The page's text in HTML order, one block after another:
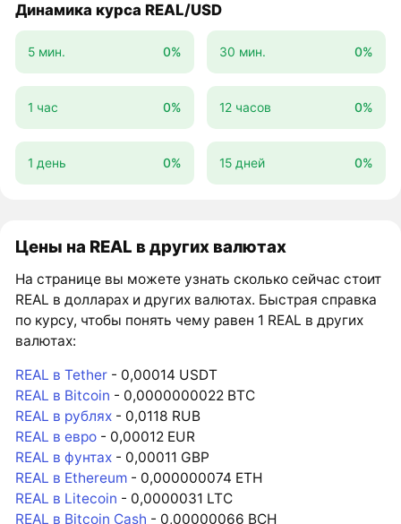
Динамика курса REAL/USD
5 мин. 0% 30 мин. 0%
1 час 0% 12 часов 0%
1 день 0% 15 дней 0%
Цены на REAL в других валютах
На странице вы можете узнать сколько сейчас стоит
REAL в долларах и других валютах. Быстрая справка
по курсу, чтобы понять чему равен 1 REAL в других
валютах:
REAL в Tether - 0,00014 USDT
REAL в Bitcoin - 0,0000000022 BTC
REAL в рублях - 0,0118 RUB
REAL в евро - 0,00012 EUR
REAL в фунтах - 0,00011 GBP
REAL в Ethereum - 0,000000074 ETH
REAL в Litecoin - 0,0000031 LTC
REAL в Bitcoin Cash - 0,00000066 BCH